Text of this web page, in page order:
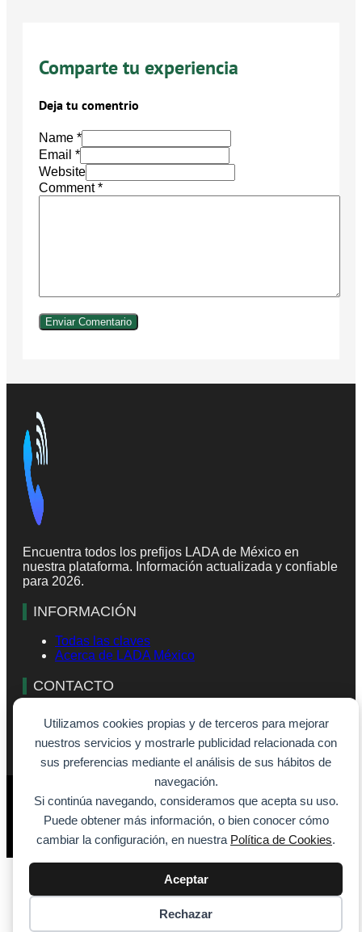
Comparte tu experiencia
Deja tu comentrio
Name *
Email *
Website
Comment*
Encuentra todos los prefijos LADA de México en
nuestra plataforma. Información actualizada y confiable
para 2026.
INFORMACIÓN
Todas las claves
Acerca de LADA México
CONTACTO
info@lada-mexico.com
Formulario de contacto
© 2026 - SiempreVisible.com
Aviso legal
Política de cookies
Política de privacidad
Utilizamos cookies propias y de terceros para mejorar
nuestros servicios y mostrarle publicidad relacionada con
sus preferencias mediante el análisis de sus hábitos de
navegación.
Si continúa navegando, consideramos que acepta su uso.
Puede obtener más información, o bien conocer cómo
cambiar la configuración, en nuestra Política de Cookies.
Aceptar
Rechazar